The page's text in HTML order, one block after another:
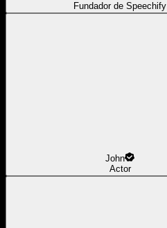
Fundador de Speechify
John
Actor